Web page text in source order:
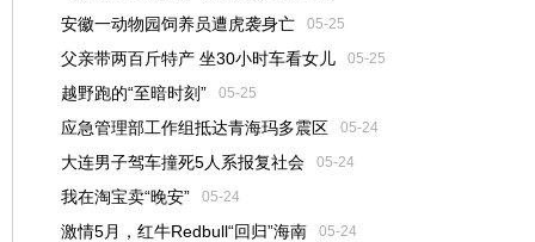
安徽一动物园饲养员遭虎袭身亡 05-25
父亲带两百斤特产 坐30小时车看女儿 05-25
越野跑的“至暗时刻” 05-25
应急管理部工作组抵达青海玛多震区 05-24
大连男子驾车撞死5人系报复社会 05-24
我在淘宝卖“晚安” 05-24
激情5月，红牛Redbull“回归”海南 05-24